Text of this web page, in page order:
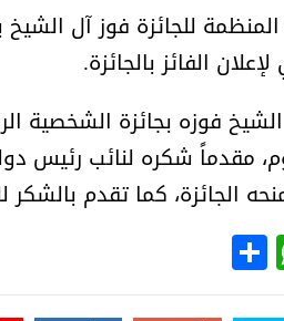
المنظمة للجائزة فوز آل
الفائز بالجائزة.
مقدماً شكره لنائب رئيس
الجائزة، كما تقدم بالشكر
WhatsApp